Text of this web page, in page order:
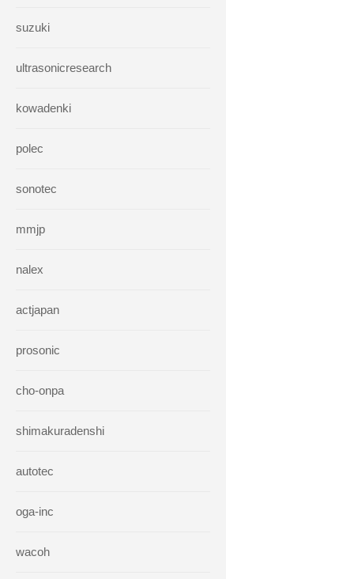
suzuki
ultrasonicresearch
kowadenki
polec
sonotec
mmjp
nalex
actjapan
prosonic
cho-onpa
shimakuradenshi
autotec
oga-inc
wacoh